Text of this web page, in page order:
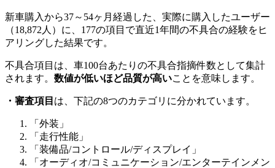
新車購入から37～54ヶ月経過した、実際に購入したユーザー
（18,872人）に、177の項目で直近1年間の不具合の経験をヒ
アリングした結果です。
不具合項目は、車100台あたりの不具合指摘件数として集計
されます。 数値が低いほど品質が高いことを意味します。
・審査項目 は、下記の8つのカテゴリに分かれています。
「外装」
「走行性能」
「装備品/コントロール/ディスプレイ」
「オーディオ/コミュニケーション/エンターテインメン